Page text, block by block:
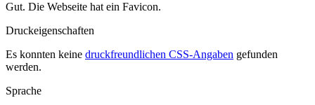
Gut. Die Webseite hat ein Favicon.
Druckeigenschaften
Es konnten keine druckfreundlichen CSS-Angaben gefunden
werden.
Sprache